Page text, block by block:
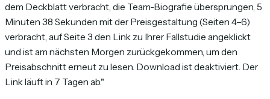
dem Deckblatt verbracht, die Team-Biografie übersprungen, 5
Minuten 38 Sekunden mit der Preisgestaltung (Seiten 4–6)
verbracht, auf Seite 3 den Link zu Ihrer Fallstudie angeklickt
und ist am nächsten Morgen zurückgekommen, um den
Preisabschnitt erneut zu lesen. Download ist deaktiviert. Der
Link läuft in 7 Tagen ab."